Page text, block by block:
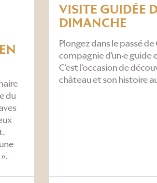
du
VISITE GUIDÉE
DIMANCHE
Plongez dans le passé de
compagnie d’un·e guide
C’est l’occasion de
château et son histoire